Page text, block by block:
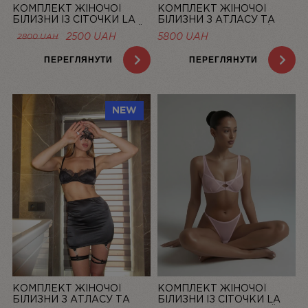
КОМПЛЕКТ ЖІНОЧОЇ
БІЛИЗНИ ІЗ СІТОЧКИ LA
DOLCE VITA ЛОСОСЕВИЙ |
LINIYA
2800UAH
ОРИГІНАЛЬНА
2800 UAH.
2500 UAHПОТОЧНА
ЦІНА:
2500 UAH.
ПЕРЕГЛЯНУТИ
КОМПЛЕКТ ЖІНОЧОЇ
БІЛИЗНИ З АТЛАСУ ТА
МЕРЕЖИВА “LA ROSÉE” ЗІ
СПІДНИЦЕЮ — LINIYA
5800 UAH
ПЕРЕГЛЯНУТИ
NEW
КОМПЛЕКТ ЖІНОЧОЇ
БІЛИЗНИ З АТЛАСУ ТА
КОМПЛЕКТ ЖІНОЧОЇ
БІЛИЗНИ ІЗ СІТОЧКИ LA